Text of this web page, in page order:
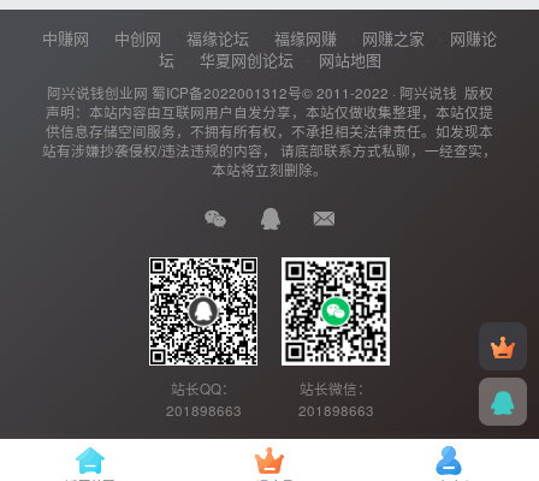
中赚网 中创网 福缘论坛 福缘网赚 网赚之家
网赚论
坛
华夏网创论坛 网站地图
阿兴说钱创业网 蜀ICP备2022001312号© 2011-2022 · 阿兴说钱 版权
声明：本站内容由互联网用户自发分享，本站仅做收集整理，本站仅提
供信息存储空间服务，不拥有所有权，不承担相关法律责任。如发现本
站有涉嫌抄袭侵权/违法违规的内容， 请底部联系方式私聊，一经查实，
本站将立刻删除。
站长QQ：
201898663
站长微信：
201898663